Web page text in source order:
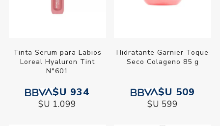
Tinta Serum para Labios
Loreal Hyaluron Tint
N°601
$U 934
$U 1.099
Hidratante Garnier Toque
Seco Colageno 85 g
$U 509
$U 599